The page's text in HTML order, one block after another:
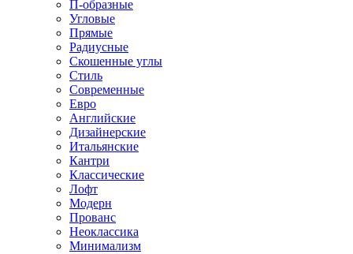
П-образные
Угловые
Прямые
Радиусные
Скошенные углы
Стиль
Современные
Евро
Английские
Дизайнерские
Итальянские
Кантри
Классические
Лофт
Модерн
Прованс
Неоклассика
Минимализм